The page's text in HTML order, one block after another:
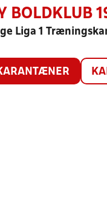
BOLDKLUB
Liga 1